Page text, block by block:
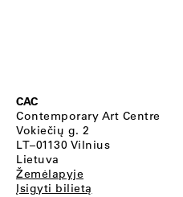
CAC
Contemporary Art Centre
Vokiečių g. 2
LT–01130 Vilnius
Lietuva
Žemėlapyje
Įsigyti bilietą